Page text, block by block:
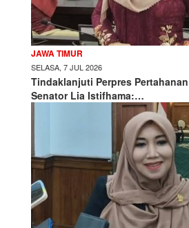
JAWA TIMUR
SELASA, 7 JUL 2026
Tindaklanjuti Perpres Pertahanan
Senator Lia Istifhama:…